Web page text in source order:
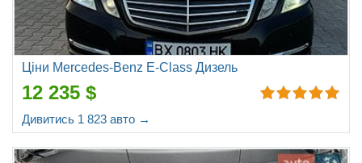
Ціни Mercedes-Benz E-Class Дизель
12 235 $
Дивитись 1 823 авто →